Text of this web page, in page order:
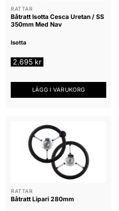
RATTAR
Båtratt Isotta Cesca Uretan / SS
350mm Med Nav
Isotta
2.695 kr
LÄGG I VARUKORG
RATTAR
Båtratt Lipari 280mm